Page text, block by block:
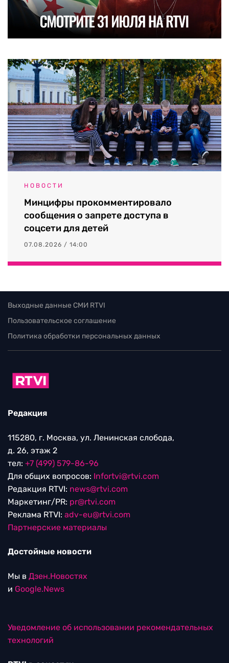
НОВОСТИ
Минцифры прокомментировало
сообщения о запрете доступа в
соцсети для детей
07.08.2026 / 14:00
Выходные данные СМИ RTVI
Пользовательское соглашение
Политика обработки персональных данных
Редакция
115280, г. Москва, ул. Ленинская слобода,
д. 26, этаж 2
тел: +7 (499) 579-86-96
Для общих вопросов: Infortvi@rtvi.com
Редакция RTVI: news@rtvi.com
Маркетинг/PR: pr@rtvi.com
Реклама RTVI: adv-eu@rtvi.com
Партнерские материалы
Достойные новости
Мы в Дзен.Новостях
и Google.News
Уведомление об использовании рекомендательных
технологий